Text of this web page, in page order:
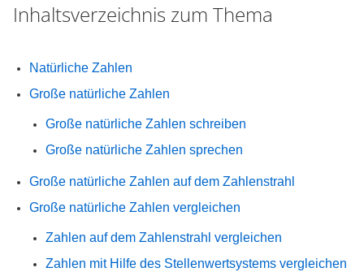
Inhaltsverzeichnis zum Thema
Natürliche Zahlen
Große natürliche Zahlen
Große natürliche Zahlen schreiben
Große natürliche Zahlen sprechen
Große natürliche Zahlen auf dem Zahlenstrahl
Große natürliche Zahlen vergleichen
Zahlen auf dem Zahlenstrahl vergleichen
Zahlen mit Hilfe des Stellenwertsystems vergleichen